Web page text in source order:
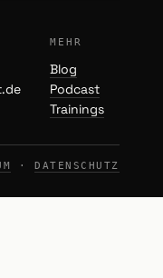
MEHR
Blog
Podcast
Trainings
· DATENSCHUTZ